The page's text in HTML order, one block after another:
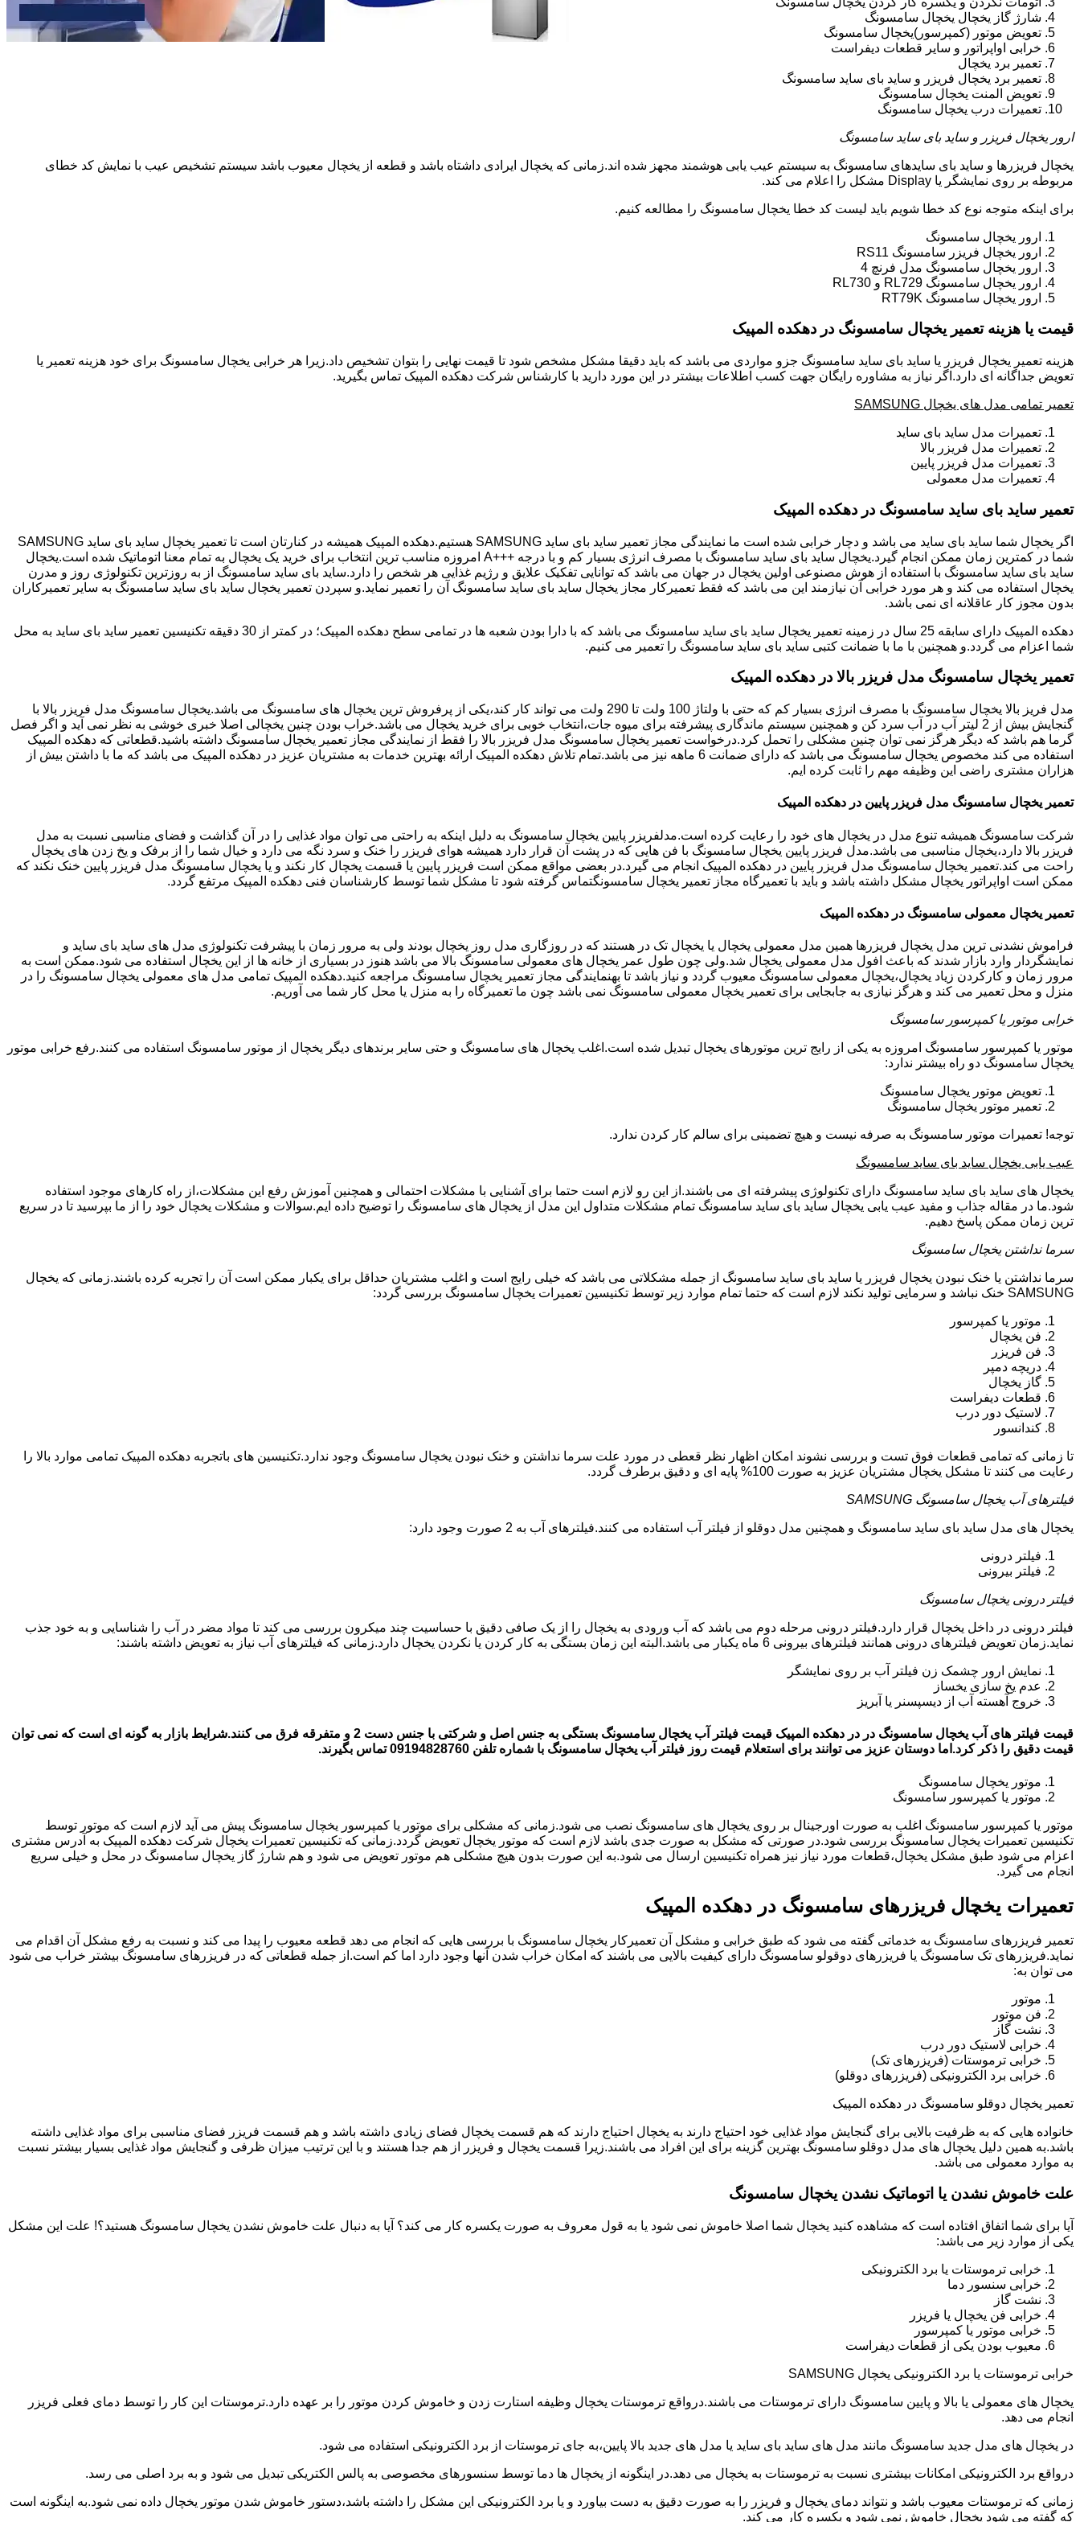
شارژ گاز یخچال یخچال سامسونگ
تعویض موتور (کمپرسور)یخچال سامسونگ
خرابی اواپراتور و سایر قطعات دیفراست
تعمیر برد یخچال
تعمیر برد یخچال فریزر و ساید بای ساید سامسونگ
تعویض المنت یخچال سامسونگ
تعمیرات درب یخچال سامسونگ
ارور یخچال فریزر و ساید بای ساید سامسونگ
یخچال فریزرها و ساید بای سایدهای سامسونگ به سیستم عیب یابی هوشمند مجهز شده اند.زمانی که یخچال ایرادی داشتاه باشد و قطعه از یخچال معیوب باشد سیستم تشخیص عیب با نمایش کد خطای
مربوطه بر روی نمایشگر یا Display مشکل را اعلام می کند.
برای اینکه متوجه نوع کد خطا شویم باید لیست کد خطا یخچال سامسونگ را مطالعه کنیم.
ارور یخچال سامسونگ
ارور یخچال فریزر سامسونگ RS11
ارور یخچال سامسونگ مدل فرنچ 4
ارور یخچال سامسونگ RL729 و RL730
ارور یخچال سامسونگ RT79K
قیمت یا هزینه تعمیر یخچال سامسونگ در دهکده المپیک
هزینه تعمیر یخچال فریزر یا ساید بای ساید سامسونگ جزو مواردی می باشد که باید دقیقا مشکل مشخص شود تا قیمت نهایی را بتوان تشخیص داد.زیرا هر خرابی یخچال سامسونگ برای خود هزینه تعمیر یا
تعویض جداگانه ای دارد.اگر نیاز به مشاوره رایگان جهت کسب اطلاعات بیشتر در این مورد دارید با کارشناس شرکت دهکده المپیک تماس بگیرید.
تعمیر تمامی مدل های یخچال SAMSUNG
تعمیرات مدل ساید بای ساید
تعمیرات مدل فریزر بالا
تعمیرات مدل فریزر پایین
تعمیرات مدل معمولی
تعمیر ساید بای ساید سامسونگ در دهکده المپیک
اگر یخچال شما ساید بای ساید می باشد و دچار خرابی شده است ما نمایندگی مجاز تعمیر ساید بای ساید SAMSUNG هستیم.دهکده المپیک همیشه در کنارتان است تا تعمیر یخچال ساید بای ساید SAMSUNG
شما در کمترین زمان ممکن انجام گیرد.یخچال ساید بای ساید سامسونگ با مصرف انرژی بسیار کم و با درجه +++A امروزه مناسب ترین انتخاب برای خرید یک یخچال به تمام معنا اتوماتیک شده است.یخچال
ساید بای ساید سامسونگ با استفاده از هوش مصنوعی اولین یخچال در جهان می باشد که توانایی تفکیک علایق و رژیم غذایی هر شخص را دارد.ساید بای ساید سامسونگ از به روزترین تکنولوژی روز و مدرن
یخچال استفاده می کند و هر مورد خرابی آن نیازمند این می باشد که فقط تعمیرکار مجاز یخچال ساید بای ساید سامسونگ آن را تعمیر نماید.و سپردن تعمیر یخچال ساید بای ساید سامسونگ به سایر تعمیرکاران
بدون مجوز کار عاقلانه ای نمی باشد.
دهکده المپیک دارای سابقه 25 سال در زمینه تعمیر یخچال ساید بای ساید سامسونگ می باشد که با دارا بودن شعبه ها در تمامی سطح دهکده المپیک؛ در کمتر از 30 دقیقه تکنیسین تعمیر ساید بای ساید به محل
شما اعزام می گردد.و همچنین با ما با ضمانت کتبی ساید بای ساید سامسونگ را تعمیر می کنیم.
تعمیر یخچال سامسونگ مدل فریزر بالا در دهکده المپیک
مدل فریز بالا یخچال سامسونگ با مصرف انرژی بسیار کم که حتی با ولتاژ 100 ولت تا 290 ولت می تواند کار کند،یکی از پرفروش ترین یخچال های سامسونگ می باشد.یخچال سامسونگ مدل فریزر بالا با
گنجایش بیش از 2 لیتر آب در آب سرد کن و همچنین سیستم ماندگاری پیشرفته برای میوه جات،انتخاب خوبی برای خرید یخچال می باشد.خراب بودن چنین یخچالی اصلا خبری خوشی به نظر نمی آید و اگر فصل
گرما هم باشد که دیگر هرگز نمی توان چنین مشکلی را تحمل کرد.درخواست تعمیر یخچال سامسونگ مدل فریزر بالا را فقط از نمایندگی مجاز تعمیر یخچال سامسونگ داشته باشید.قطعاتی که دهکده المپیک
استفاده می کند مخصوص یخچال سامسونگ می باشد که دارای ضمانت 6 ماهه نیز می باشد.تمام تلاش دهکده المپیک ارائه بهترین خدمات به مشتریان عزیز در دهکده المپیک می باشد که ما با داشتن بیش از
هزاران مشتری راضی این وظیفه مهم را ثابت کرده ایم.
تعمیر یخچال سامسونگ مدل فریزر پایین در دهکده المپیک
شرکت سامسونگ همیشه تنوع مدل در یخچال های خود را رعایت کرده است.مدلفریزر پایین یخچال سامسونگ به دلیل اینکه به راحتی می توان مواد غذایی را در آن گذاشت و فضای مناسبی نسبت به مدل
فریزر بالا دارد،یخچال مناسبی می باشد.مدل فریزر پایین یخچال سامسونگ با فن هایی که در پشت آن قرار دارد همیشه هوای فریزر را خنک و سرد نگه می دارد و خیال شما را از برفک و یخ زدن های یخچال
راحت می کند.تعمیر یخچال سامسونگ مدل فریزر پایین در دهکده المپیک انجام می گیرد.در بعضی مواقع ممکن است فریزر پایین یا قسمت یخچال کار نکند و یا یخچال سامسونگ مدل فریزر پایین خنک نکند که
ممکن است اواپراتور یخچال مشکل داشته باشد و باید با تعمیرگاه مجاز تعمیر یخچال سامسونگتماس گرفته شود تا مشکل شما توسط کارشناسان فنی دهکده المپیک مرتفع گردد.
تعمیر یخچال معمولی سامسونگ در دهکده المپیک
فراموش نشدنی ترین مدل یخچال فریزرها همین مدل معمولی یخچال یا یخچال تک در هستند که در روزگاری مدل روز یخچال بودند ولی به مرور زمان با پیشرفت تکنولوژی مدل های ساید بای ساید و
نمایشگردار وارد بازار شدند که باعث افول مدل معمولی یخچال شد.ولی چون طول عمر یخچال های معمولی سامسونگ بالا می باشد هنوز در بسیاری از خانه ها از این یخچال استفاده می شود.ممکن است به
مرور زمان و کارکردن زیاد یخچال،یخچال معمولی سامسونگ معیوب گردد و نیاز باشد تا بهنمایندگی مجاز تعمیر یخچال سامسونگ مراجعه کنید.دهکده المپیک تمامی مدل های معمولی یخچال سامسونگ را در
منزل و محل تعمیر می کند و هرگز نیازی به جابجایی برای تعمیر یخچال معمولی سامسونگ نمی باشد چون ما تعمیرگاه را به منزل یا محل کار شما می آوریم.
خرابی موتور یا کمپرسور سامسونگ
موتور یا کمپرسور سامسونگ امروزه به یکی از رایج ترین موتورهای یخچال تبدیل شده است.اغلب یخچال های سامسونگ و حتی سایر برندهای دیگر یخچال از موتور سامسونگ استفاده می کنند.رفع خرابی موتور
یخچال سامسونگ دو راه بیشتر ندارد:
تعویض موتور یخچال سامسونگ
تعمیر موتور یخچال سامسونگ
توجه! تعمیرات موتور سامسونگ به صرفه نیست و هیچ تضمینی برای سالم کار کردن ندارد.
عیب یابی یخچال ساید بای ساید سامسونگ
یخچال های ساید بای ساید سامسونگ دارای تکنولوژی پیشرفته ای می باشند.از این رو لازم است حتما برای آشنایی با مشکلات احتمالی و همچنین آموزش رفع این مشکلات،از راه کارهای موجود استفاده
شود.ما در مقاله جذاب و مفید عیب یابی یخچال ساید بای ساید سامسونگ تمام مشکلات متداول این مدل از یخچال های سامسونگ را توضیح داده ایم.سوالات و مشکلات یخچال خود را از ما بپرسید تا در سریع
ترین زمان ممکن پاسخ دهیم.
سرما نداشتن یخچال سامسونگ
سرما نداشتن یا خنک نبودن یخچال فریزر یا ساید بای ساید سامسونگ از جمله مشکلاتی می باشد که خیلی رایج است و اغلب مشتریان حداقل برای یکبار ممکن است آن را تجربه کرده باشند.زمانی که یخچال
SAMSUNG خنک نباشد و سرمایی تولید نکند لازم است که حتما تمام موارد زیر توسط تکنیسین تعمیرات یخچال سامسونگ بررسی گردد:
موتور یا کمپرسور
فن یخچال
فن فریزر
دریچه دمپر
گاز یخچال
قطعات دیفراست
لاستیک دور درب
کندانسور
تا زمانی که تمامی قطعات فوق تست و بررسی نشوند امکان اظهار نظر قعطی در مورد علت سرما نداشتن و خنک نبودن یخچال سامسونگ وجود ندارد.تکنیسین های باتجربه دهکده المپیک تمامی موارد بالا را
رعایت می کنند تا مشکل یخچال مشتریان عزیز به صورت 100% پایه ای و دقیق برطرف گردد.
فیلترهای آب یخچال سامسونگ SAMSUNG
یخچال های مدل ساید بای ساید سامسونگ و همچنین مدل دوقلو از فیلتر آب استفاده می کنند.فیلترهای آب به 2 صورت وجود دارد:
فیلتر درونی
فیلتر بیرونی
فیلتر درونی یخچال سامسونگ
فیلتر درونی در داخل یخچال قرار دارد.فیلتر درونی مرحله دوم می باشد که آب ورودی به یخچال را از یک صافی دقیق با حساسیت چند میکرون بررسی می کند تا مواد مضر در آب را شناسایی و به خود جذب
نماید.زمان تعویض فیلترهای درونی همانند فیلترهای بیرونی 6 ماه یکبار می باشد.البته این زمان بستگی به کار کردن یا نکردن یخچال دارد.زمانی که فیلترهای آب نیاز به تعویض داشته باشند:
نمایش ارور چشمک زن فیلتر آب بر روی نمایشگر
عدم یخ سازی یخساز
خروج آهسته آب از دیسپسنر یا آبریز
قیمت فیلتر های آب یخچال سامسونگ در در دهکده المپیک قیمت فیلتر آب یخچال سامسونگ بستگی به جنس اصل و شرکتی با جنس دست 2 و متفرقه فرق می کنند.شرایط بازار به گونه ای است که نمی توان
قیمت دقیق را ذکر کرد.اما دوستان عزیز می توانند برای استعلام قیمت روز فیلتر آب یخچال سامسونگ با شماره تلفن 09194828760 تماس بگیرند.
موتور یخچال سامسونگ
موتور یا کمپرسور سامسونگ
موتور یا کمپرسور سامسونگ اغلب به صورت اورجینال بر روی یخچال های سامسونگ نصب می شود.زمانی که مشکلی برای موتور یا کمپرسور یخچال سامسونگ پیش می آید لازم است که موتور توسط
تکنیسین تعمیرات یخچال سامسونگ بررسی شود.در صورتی که مشکل به صورت جدی باشد لازم است که موتور یخچال تعویض گردد.زمانی که تکنیسین تعمیرات یخچال شرکت دهکده المپیک به آدرس مشتری
اعزام می شود طبق مشکل یخچال،قطعات مورد نیاز نیز همراه تکنیسین ارسال می شود.به این صورت بدون هیچ مشکلی هم موتور تعویض می شود و هم شارژ گاز یخچال سامسونگ در محل و خیلی سریع
انجام می گیرد.
تعمیرات یخچال فریزرهای سامسونگ در دهکده المپیک
تعمیر فریزرهای سامسونگ به خدماتی گفته می شود که طبق خرابی و مشکل آن تعمیرکار یخچال سامسونگ با بررسی هایی که انجام می دهد قطعه معیوب را پیدا می کند و نسبت به رفع مشکل آن اقدام می
نماید.فریزرهای تک سامسونگ یا فریزرهای دوقولو سامسونگ دارای کیفیت بالایی می باشند که امکان خراب شدن آنها وجود دارد اما کم است.از جمله قطعاتی که در فریزرهای سامسونگ بیشتر خراب می شود
می توان به:
موتور
فن موتور
نشت گاز
خرابی لاستیک دور درب
خرابی ترموستات (فریزرهای تک)
خرابی برد الکترونیکی (فریزرهای دوقلو)
تعمیر یخچال دوقلو سامسونگ در دهکده المپیک
خانواده هایی که به ظرفیت بالایی برای گنجایش مواد غذایی خود احتیاج دارند به یخچال احتیاج دارند که هم قسمت یخچال فضای زیادی داشته باشد و هم قسمت فریزر فضای مناسبی برای مواد غذایی داشته
باشد.به همین دلیل یخچال های مدل دوقلو سامسونگ بهترین گزینه برای این افراد می باشند.زیرا قسمت یخچال و فریزر از هم جدا هستند و با این ترتیب میزان ظرفی و گنجایش مواد غذایی بسیار بیشتر نسبت
به موارد معمولی می باشد.
علت خاموش نشدن یا اتوماتیک نشدن یخچال سامسونگ
آیا برای شما اتفاق افتاده است که مشاهده کنید یخچال شما اصلا خاموش نمی شود یا به قول معروف به صورت یکسره کار می کند؟ آیا به دنبال علت خاموش نشدن یخچال سامسونگ هستید؟! علت این مشکل
یکی از موارد زیر می باشد:
خرابی ترموستات یا برد الکترونیکی
خرابی سنسور دما
نشت گاز
خرابی فن یخچال یا فریزر
خرابی موتور یا کمپرسور
معیوب بودن یکی از قطعات دیفراست
خرابی ترموستات یا برد الکترونیکی یخچال SAMSUNG
یخچال های معمولی یا بالا و پایین سامسونگ دارای ترموستات می باشند.درواقع ترموستات یخچال وظیفه استارت زدن و خاموش کردن موتور را بر عهده دارد.ترموستات این کار را توسط دمای فعلی فریزر
انجام می دهد.
در یخچال های مدل جدید سامسونگ مانند مدل های ساید بای ساید یا مدل های جدید بالا پایین،به جای ترموستات از برد الکترونیکی استفاده می شود.
درواقع برد الکترونیکی امکانات بیشتری نسبت به ترموستات به یخچال می دهد.در اینگونه از یخچال ها دما توسط سنسورهای مخصوصی به پالس الکتریکی تبدیل می شود و به برد اصلی می رسد.
زمانی که ترموستات معیوب باشد و نتواند دمای یخچال و فریزر را به صورت دقیق به دست بیاورد و یا برد الکترونیکی این مشکل را داشته باشد،دستور خاموش شدن موتور یخچال داده نمی شود.به اینگونه است
که گفته می شود یخچال خاموش نمی شود و یکسره کار می کند.